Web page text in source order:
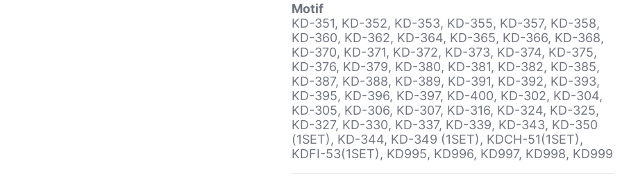
Motif
KD-351, KD-352, KD-353, KD-355, KD-357, KD-358,
KD-360, KD-362, KD-364, KD-365, KD-366, KD-368,
KD-370, KD-371, KD-372, KD-373, KD-374, KD-375,
KD-376, KD-379, KD-380, KD-381, KD-382, KD-385,
KD-387, KD-388, KD-389, KD-391, KD-392, KD-393,
KD-395, KD-396, KD-397, KD-400, KD-302, KD-304,
KD-305, KD-306, KD-307, KD-316, KD-324, KD-325,
KD-327, KD-330, KD-337, KD-339, KD-343, KD-350
(1SET), KD-344, KD-349 (1SET), KDCH-51(1SET),
KDFI-53(1SET), KD995, KD996, KD997, KD998, KD999